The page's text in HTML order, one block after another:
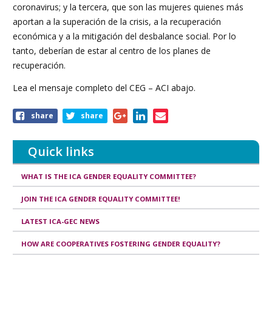
coronavirus; y la tercera, que son las mujeres quienes más
aportan a la superación de la crisis, a la recuperación
económica y a la mitigación del desbalance social. Por lo
tanto, deberían de estar al centro de los planes de
recuperación.
Lea el mensaje completo del CEG – ACI abajo.
Share
article
share share
Quick links
WHAT IS THE ICA GENDER EQUALITY COMMITTEE?
JOIN THE ICA GENDER EQUALITY COMMITTEE!
LATEST ICA-GEC NEWS
HOW ARE COOPERATIVES FOSTERING GENDER EQUALITY?